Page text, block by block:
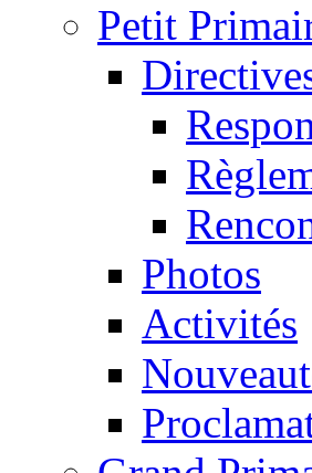
Petit
Photos
Activités